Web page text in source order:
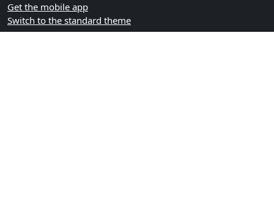
Get the mobile app
Switch to the standard theme